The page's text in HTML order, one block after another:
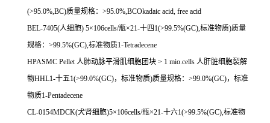
(>95.0%,BC)质量规格： >95.0%,BCOkadaic acid, free acid
BEL-7405(人细胞) 5×106cells/瓶×21-十四 1(>99.5%(GC),标准物质)质量
规格： >99.5%(GC),标准物质1-Tetradecene
HPASMC Pellet人肺动脉平滑肌细胞团块 > 1 mio.cells 人肝脏细胞裂解
物HHL1-十五1(>99.0%(GC)，标准物质)质量规格： >99.0%(GC)，标准
物质1-Pentadecene
CL-0154MDCK(犬肾细胞)5×106cells/瓶×21-十六1(>99.5%(GC),标准物